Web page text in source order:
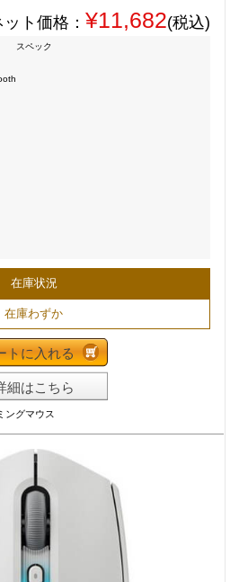
ット価格： ¥11,682(税込)
スペック
在庫状況
在庫わずか
トに入れる
細はこちら
ングマウス